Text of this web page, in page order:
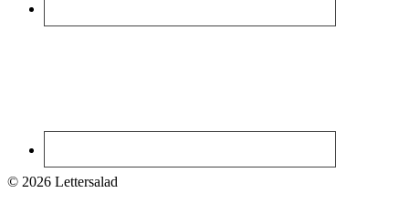
© 2026 Lettersalad